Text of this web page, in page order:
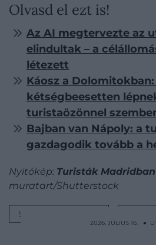
Olvasd el ezt is!
Az AI megtervezte az
elindultak – a
létezett
Káosz a
kétségbeesetten
turistaözönnel
Bajban van Nápoly: a
gazdagodik tovább a
Nyitókép: Turisták
muratart/Shutterstock
SPANYOLORSZÁG
2026. JÚLIUS 16. ●